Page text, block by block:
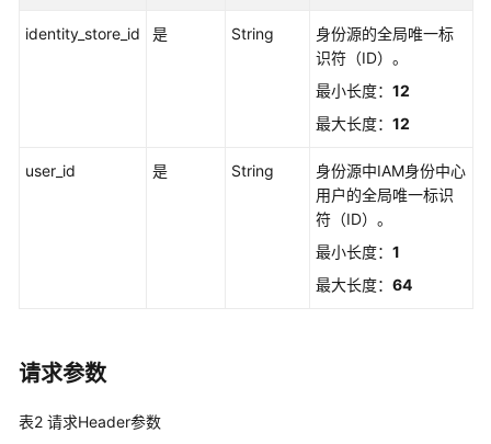
览
API
例
identity_store_id 是 String
身份源的全局唯一标
识符（ID）。
最小长度： 12
最大长度： 12
user_id 是 String
身份源中IAM身份中心
用户的全局唯一标识
符（ID）。
最小长度： 1
最大长度： 64
请求参数
表2 请求Header参数